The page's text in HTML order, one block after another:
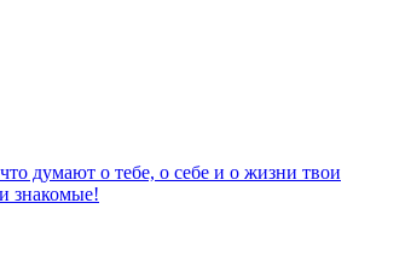
думают о тебе, о себе и о жизни твои
знакомые!